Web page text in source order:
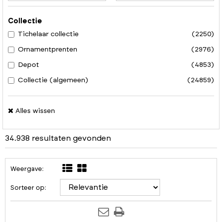
Collectie
Tichelaar collectie
(2250)
Ornamentprenten (2976)
Depot (4853)
Collectie (algemeen) (24859)
Alles wissen
34.938 resultaten gevonden
Weergave:
Sorteer op: